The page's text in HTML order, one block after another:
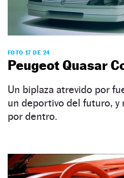
FOTO 17 DE 24
Peugeot Quasar
Un biplaza atrevido por
un deportivo del futuro, y
por dentro.